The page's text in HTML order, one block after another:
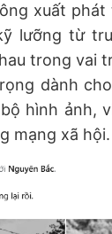
xuất
lưỡng từ
trong vai
dành
hình ảnh,
mạng xã hội.